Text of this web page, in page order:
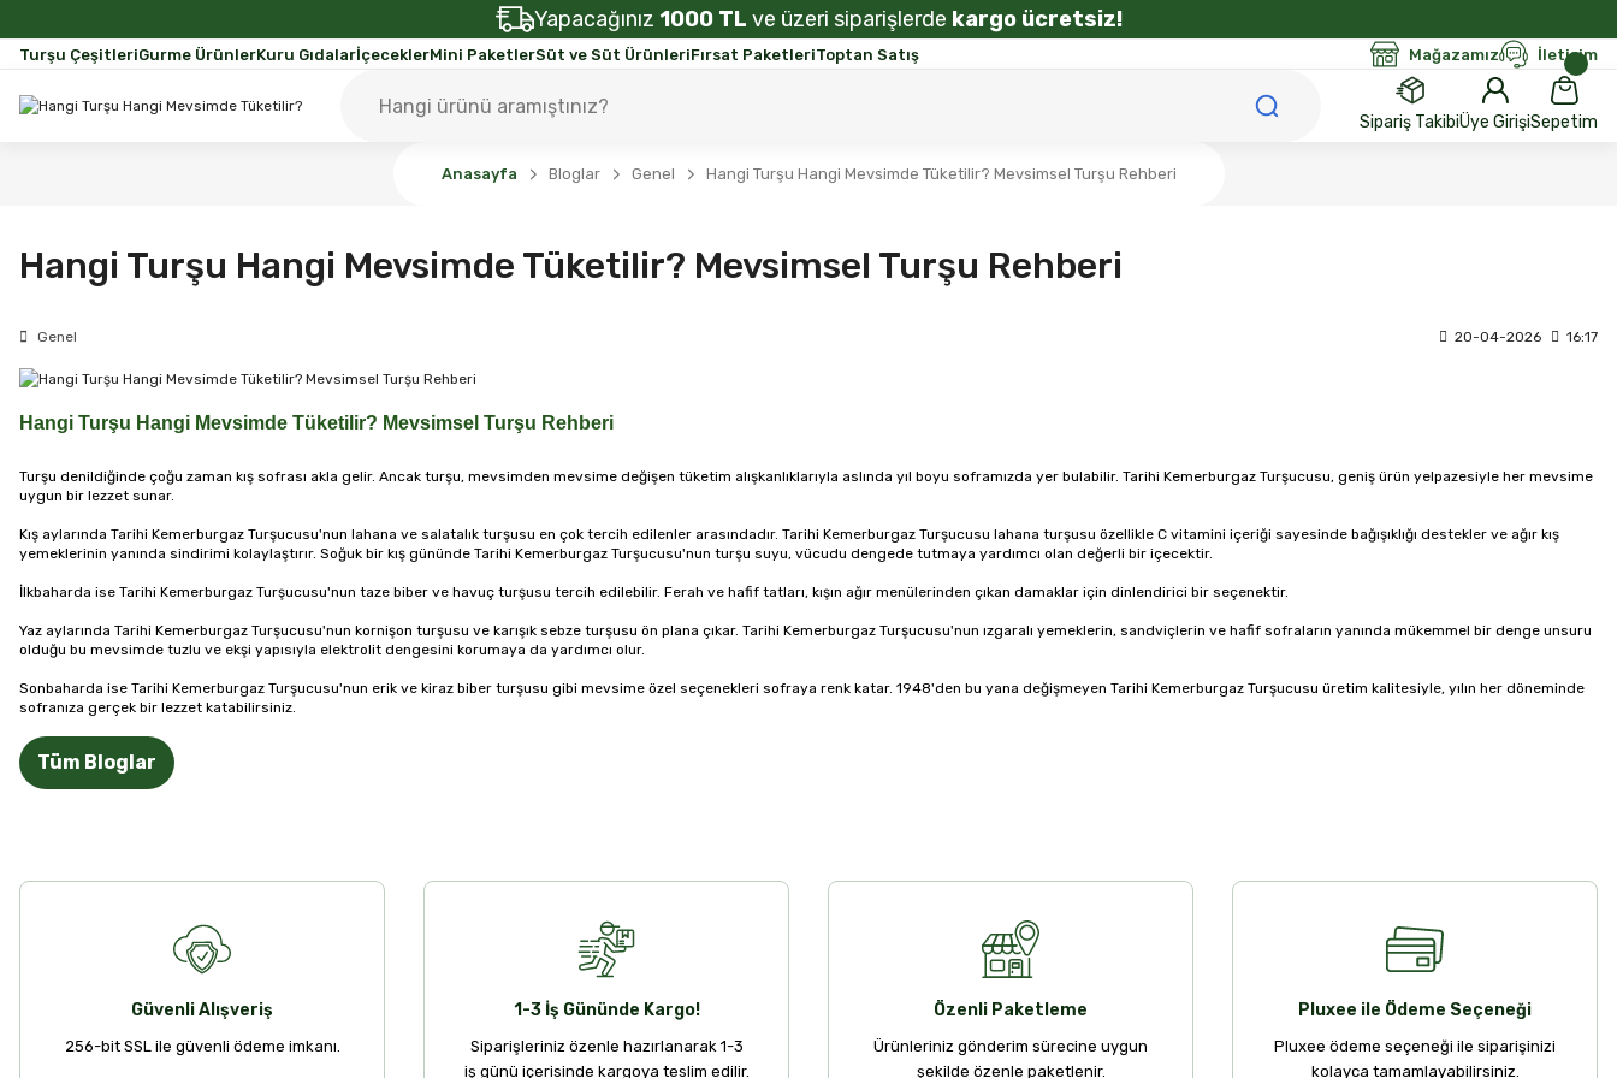
Yapacağınız 1000 TL ve üzeri siparişlerde kargo ücretsiz!
Turşu ÇeşitleriGurme ÜrünlerKuru GıdalarİçeceklerMini PaketlerSüt ve Süt ÜrünleriFırsat PaketleriToptan Satış Mağazamız İletişim
Sipariş TakibiÜye GirişiSepetim
Anasayfa Bloglar Genel Hangi Turşu Hangi Mevsimde Tüketilir? Mevsimsel Turşu Rehberi
Hangi Turşu Hangi Mevsimde Tüketilir? Mevsimsel Turşu Rehberi
Genel 20-04-2026 16:17
Hangi Turşu Hangi Mevsimde Tüketilir? Mevsimsel Turşu Rehberi
Turşu denildiğinde çoğu zaman kış sofrası akla gelir. Ancak turşu, mevsimden mevsime değişen tüketim alışkanlıklarıyla aslında yıl boyu soframızda yer bulabilir. Tarihi Kemerburgaz Turşucusu, geniş ürün yelpazesiyle her mevsime
uygun bir lezzet sunar.
Kış aylarında Tarihi Kemerburgaz Turşucusu'nun lahana ve salatalık turşusu en çok tercih edilenler arasındadır. Tarihi Kemerburgaz Turşucusu lahana turşusu özellikle C vitamini içeriği sayesinde bağışıklığı destekler ve ağır kış
yemeklerinin yanında sindirimi kolaylaştırır. Soğuk bir kış gününde Tarihi Kemerburgaz Turşucusu'nun turşu suyu, vücudu dengede tutmaya yardımcı olan değerli bir içecektir.
İlkbaharda ise Tarihi Kemerburgaz Turşucusu'nun taze biber ve havuç turşusu tercih edilebilir. Ferah ve hafif tatları, kışın ağır menülerinden çıkan damaklar için dinlendirici bir seçenektir.
Yaz aylarında Tarihi Kemerburgaz Turşucusu'nun kornişon turşusu ve karışık sebze turşusu ön plana çıkar. Tarihi Kemerburgaz Turşucusu'nun ızgaralı yemeklerin, sandviçlerin ve hafif sofraların yanında mükemmel bir denge unsuru
olduğu bu mevsimde tuzlu ve ekşi yapısıyla elektrolit dengesini korumaya da yardımcı olur.
Sonbaharda ise Tarihi Kemerburgaz Turşucusu'nun erik ve kiraz biber turşusu gibi mevsime özel seçenekleri sofraya renk katar. 1948'den bu yana değişmeyen Tarihi Kemerburgaz Turşucusu üretim kalitesiyle, yılın her döneminde
sofranıza gerçek bir lezzet katabilirsiniz.
Tüm Bloglar
Güvenli Alışveriş
256-bit SSL ile güvenli ödeme imkanı.
1-3 İş Gününde Kargo!
Siparişleriniz özenle hazırlanarak 1-3
iş günü içerisinde kargoya teslim edilir.
Özenli Paketleme
Ürünleriniz gönderim sürecine uygun
şekilde özenle paketlenir.
Pluxee ile Ödeme Seçeneği
Pluxee ödeme seçeneği ile siparişinizi
kolayca tamamlayabilirsiniz.